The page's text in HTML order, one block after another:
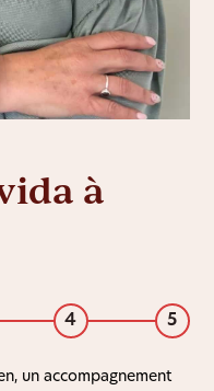
à
4 5
un accompagnement